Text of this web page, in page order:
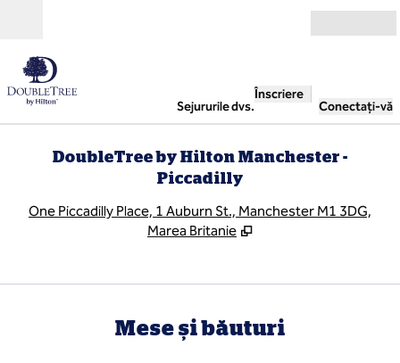
Sejururile dvs.
Înscriere
Conectați-vă
DoubleTree by Hilton Manchester -
Piccadilly
One Piccadilly Place, 1 Auburn St., Manchester M1 3DG,
Marea Britanie
Mese și băuturi